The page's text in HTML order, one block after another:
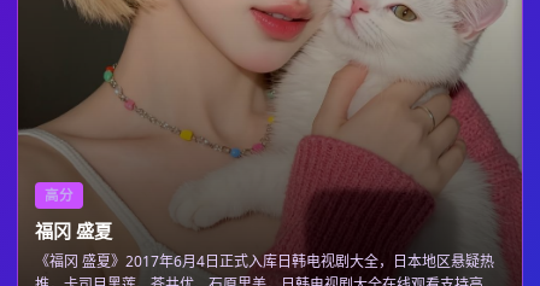
高分
福冈 盛夏
《福冈 盛夏》2017年6月4日正式入库日韩电视剧大全，日本地区悬疑热